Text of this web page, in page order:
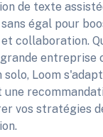
de texte
égal pour
collaboration.
entreprise
Loom
une
vos stratégies